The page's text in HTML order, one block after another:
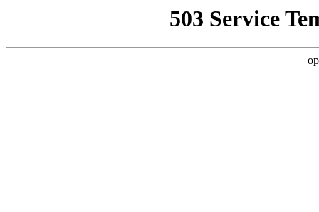
503 Service